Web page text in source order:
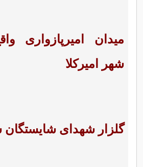
میدان امیرپازواری
شهر امیرکلا
گلزار شهدای شایستگان